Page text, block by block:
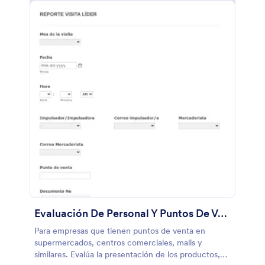
Evaluación De Personal Y Puntos De Venta
Para empresas que tienen puntos de venta en
supermercados, centros comerciales, malls y
similares. Evalúa la presentación de los productos,